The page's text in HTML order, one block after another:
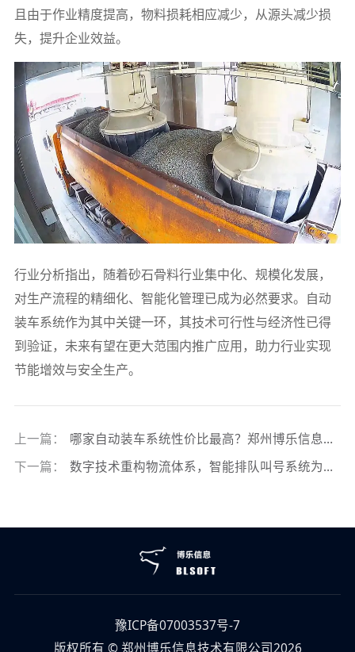
且由于作业精度提高，物料损耗相应减少，从源头减少损
失，提升企业效益。
行业分析指出，随着砂石骨料行业集中化、规模化发展，
对生产流程的精细化、智能化管理已成为必然要求。自动
装车系统作为其中关键一环，其技术可行性与经济性已得
到验证，未来有望在更大范围内推广应用，助力行业实现
节能增效与安全生产。
上一篇：
哪家自动装车系统性价比最高？郑州博乐信息以成效证明其系统的卓越性
下一篇：
数字技术重构物流体系，智能排队叫号系统为厂区畅通“血脉”
豫ICP备07003537号-7
版权所有 © 郑州博乐信息技术有限公司2026